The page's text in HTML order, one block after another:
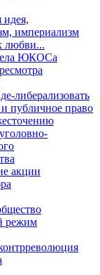
идея,
империализм
любви...
ЮКОСа
либерализовать
публичное право
акции
режим